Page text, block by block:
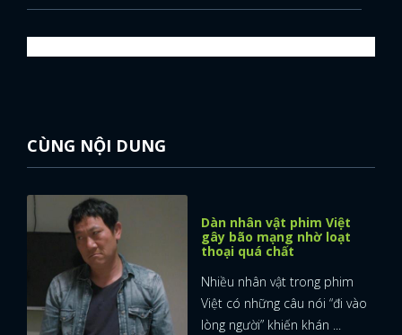
CÙNG NỘI DUNG
Dàn nhân vật phim Việt
gây bão mạng nhờ loạt
thoại quá chất
Nhiều nhân vật trong phim
Việt có những câu nói “đi vào
lòng người” khiến khán ...